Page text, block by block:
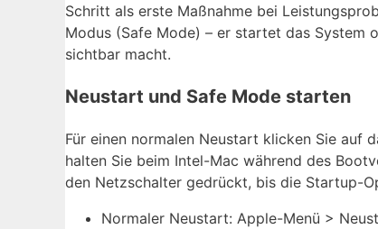
Schritt als erste Maßnahme bei
Modus (Safe Mode) – er startet das System
sichtbar macht.
Neustart und Safe Mode starten
Für einen normalen Neustart klicken Sie auf
halten Sie beim Intel-Mac während des
den Netzschalter gedrückt, bis die Startup-
Normaler Neustart: Apple-Menü >